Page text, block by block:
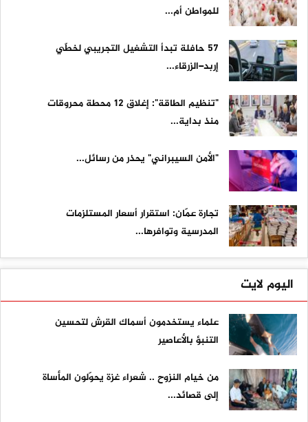
للمواطن أم...
57 حافلة تبدأ التشغيل التجريبي لخطّي
إربد–الزرقاء...
"تنظيم الطاقة": إغلاق 12 محطة محروقات
منذ بداية...
"الأمن السيبراني" يحذر من رسائل...
تجارة عمّان: استقرار أسعار المستلزمات
المدرسية وتوافرها...
اليوم لايت
علماء يستخدمون أسماك القرش لتحسين
التنبؤ بالأعاصير
من خيام النزوح .. شعراء غزة يحوّلون المأساة
إلى قصائد...